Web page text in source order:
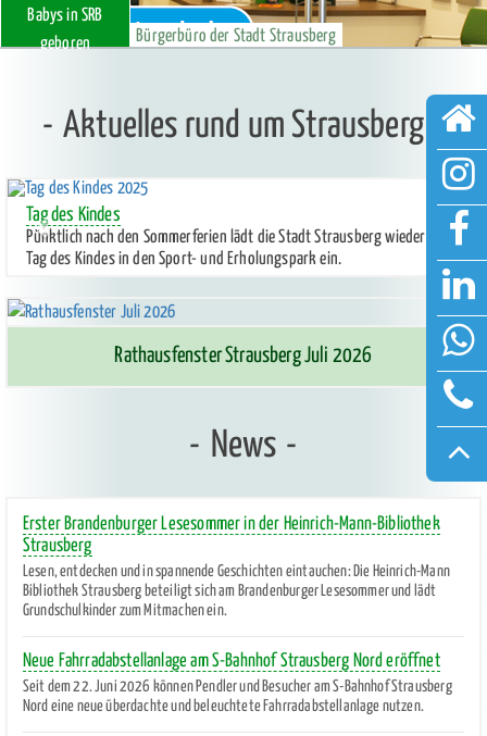
Babys in SRB
geboren
Bürgerbüro der Stadt Strausberg
Aktuelles rund um Strausberg
Tag des Kindes
Pünktlich nach den Sommerferien lädt die Stadt Strausberg wieder zum
Tag des Kindes in den Sport- und Erholungspark ein.
Zurück
Rathausfenster Strausberg Juli 2026
News
Erster Brandenburger Lesesommer in der Heinrich-Mann-Bibliothek
Strausberg
Lesen, entdecken und in spannende Geschichten eintauchen: Die Heinrich-Mann
Bibliothek Strausberg beteiligt sich am Brandenburger Lesesommer und lädt
Grundschulkinder zum Mitmachen ein.
Neue Fahrradabstellanlage am S-Bahnhof Strausberg Nord eröffnet
Seit dem 22. Juni 2026 können Pendler und Besucher am S-Bahnhof Strausberg
Nord eine neue überdachte und beleuchtete Fahrradabstellanlage nutzen.